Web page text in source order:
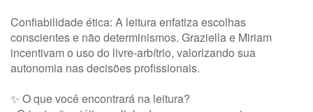
Confiabilidade ética: A leitura enfatiza escolhas
conscientes e não determinismos. Graziella e Miriam
incentivam o uso do livre‑arbítrio, valorizando sua
autonomia nas decisões profissionais.
✨ O que você encontrará na leitura?